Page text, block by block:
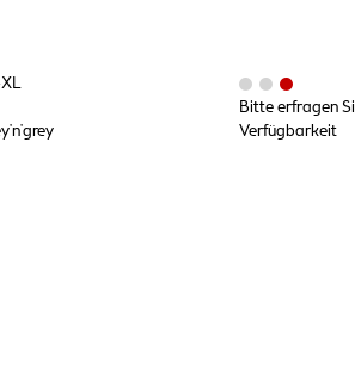
Bitte erfragen
Verfügbarkeit